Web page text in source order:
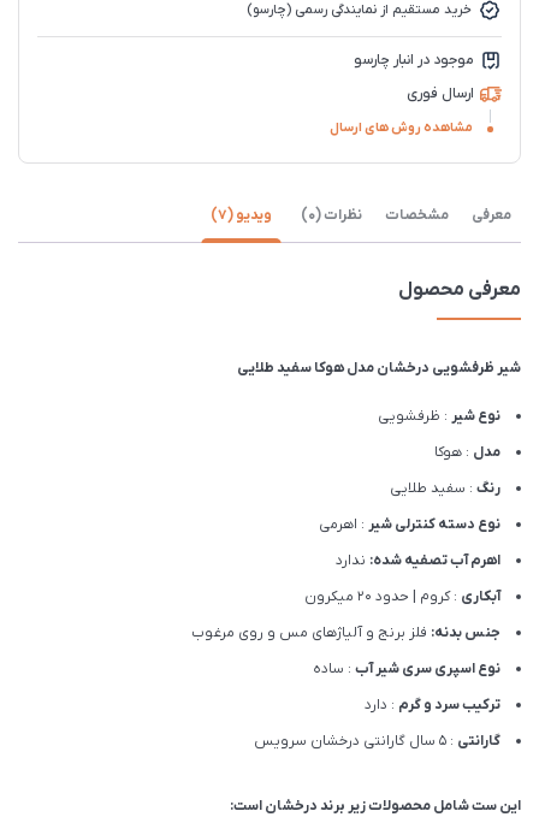
خرید مستقیم از نمایندگی رسمی (چارسو)
موجود در انبار چارسو
ارسال فوری
مشاهده روش های ارسال
معرفی مشخصات نظرات (0) ویدیو (7)
معرفی محصول
شیر ظرفشویی درخشان مدل هوکا سفید طلایی
نوع شیر : ظرفشویی
مدل : هوکا
رنگ : سفید طلایی
نوع دسته کنترلی شیر : اهرمی
اهرم آب تصفیه شده: ندارد
آبکاری : کروم | حدود 20 میکرون
جنس بدنه: فلز برنج و آلیاژهای مس و روی مرغوب
نوع اسپری سری شیر آب : ساده
ترکیب سرد و گرم : دارد
گارانتی : 5 سال گارانتی درخشان سرویس
این ست شامل محصولات زیر برند درخشان است: